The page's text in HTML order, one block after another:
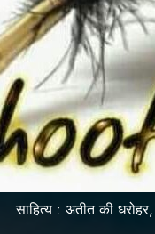
साहित्य : अतीत की